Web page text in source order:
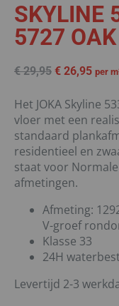
SKYLINE
5727
€29,95 € 26,95 per
Het JOKA Skyline
vloer met een
standaard
residentieel en
staat voor
afmetingen.
Afmeting:
V-groef
Klasse 33
24H
Levertijd 2-3